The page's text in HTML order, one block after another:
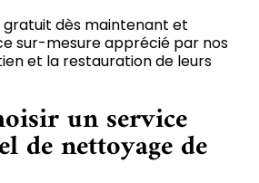
gratuit dès maintenant et
sur-mesure apprécié par nos
et la restauration de leurs
un service
de nettoyage de